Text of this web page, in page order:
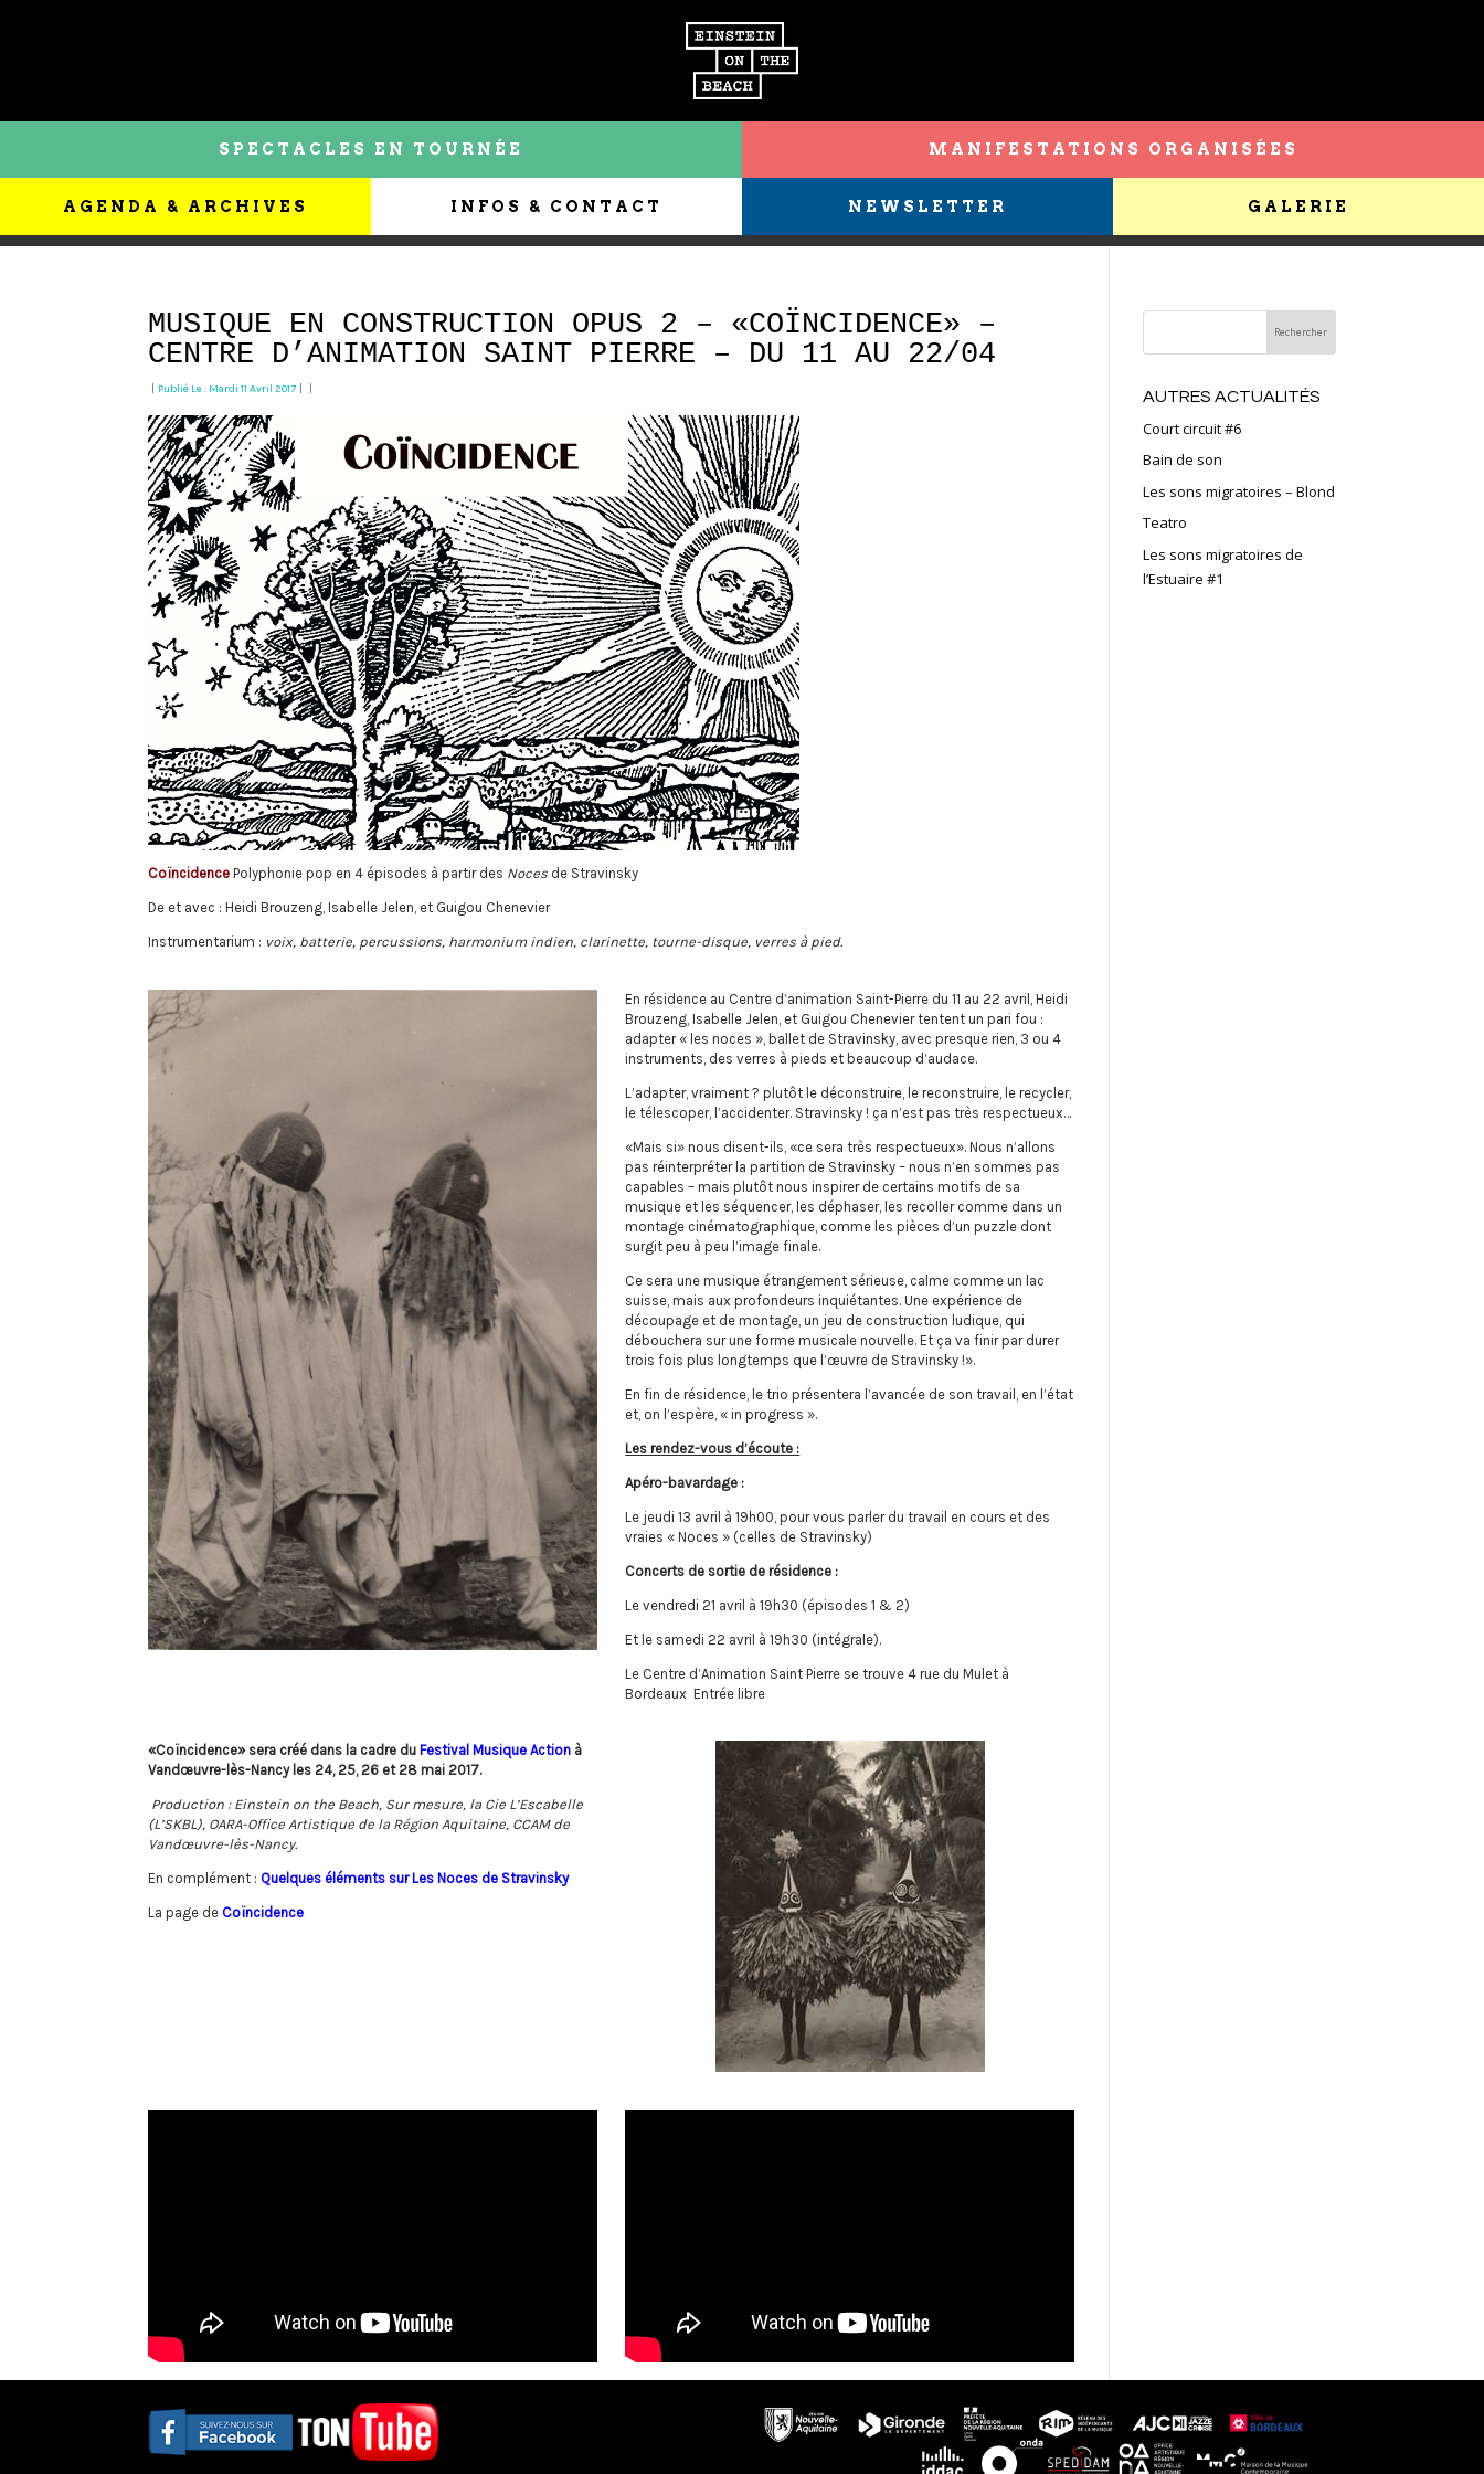
SPECTACLES EN TOURNÉE MANIFESTATIONS ORGANISÉES
AGENDA & ARCHIVES INFOS & CONTACT NEWSLETTER GALERIE
MUSIQUE EN CONSTRUCTION OPUS 2 – «COÏNCIDENCE» –
CENTRE D’ANIMATION SAINT PIERRE – DU 11 AU 22/04
Publié Le : Mardi 11 Avril 2017
CoïncidencePolyphonie pop en 4 épisodes à partir des Noces de Stravinsky
De et avec : Heidi Brouzeng, Isabelle Jelen, et Guigou Chenevier
Instrumentarium : voix, batterie, percussions, harmonium indien, clarinette, tourne-disque, verres à pied.
En résidence au Centre d’animation Saint-Pierre du 11 au 22 avril, Heidi
Brouzeng, Isabelle Jelen, et Guigou Chenevier tentent un pari fou :
adapter « les noces », ballet de Stravinsky, avec presque rien, 3 ou 4
instruments, des verres à pieds et beaucoup d’audace.
L’adapter, vraiment ? plutôt le déconstruire, le reconstruire, le recycler,
le télescoper, l’accidenter. Stravinsky ! ça n’est pas très respectueux…
«Mais si» nous disent-ils, «ce sera très respectueux». Nous n’allons
pas réinterpréter la partition de Stravinsky – nous n’en sommes pas
capables – mais plutôt nous inspirer de certains motifs de sa
musique et les séquencer, les déphaser, les recoller comme dans un
montage cinématographique, comme les pièces d’un puzzle dont
surgit peu à peu l’image finale.
Ce sera une musique étrangement sérieuse, calme comme un lac
suisse, mais aux profondeurs inquiétantes. Une expérience de
découpage et de montage, un jeu de construction ludique, qui
débouchera sur une forme musicale nouvelle. Et ça va finir par durer
trois fois plus longtemps que l’œuvre de Stravinsky !».
En fin de résidence, le trio présentera l’avancée de son travail, en l’état
et, on l’espère, « in progress ».
Les rendez-vous d’écoute :
Apéro-bavardage :
Le jeudi 13 avril à 19h00, pour vous parler du travail en cours et des
vraies « Noces » (celles de Stravinsky)
Concerts de sortie de résidence :
Le vendredi 21 avril à 19h30 (épisodes 1 & 2)
Et le samedi 22 avril à 19h30 (intégrale).
Le Centre d’Animation Saint Pierre se trouve 4 rue du Mulet à
Bordeaux Entrée libre
«Coïncidence» sera créé dans la cadre du Festival Musique Action à
Vandœuvre-lès-Nancy les 24, 25, 26 et 28 mai 2017.
Production : Einstein on the Beach, Sur mesure, la Cie L’Escabelle
(L’SKBL), OARA-Office Artistique de la Région Aquitaine, CCAM de
Vandœuvre-lès-Nancy.
En complément : Quelques éléments sur Les Noces de Stravinsky
La page de Coïncidence
AUTRES ACTUALITÉS
Court circuit #6
Bain de son
Les sons migratoires – Blond
Teatro
Les sons migratoires de
l’Estuaire #1